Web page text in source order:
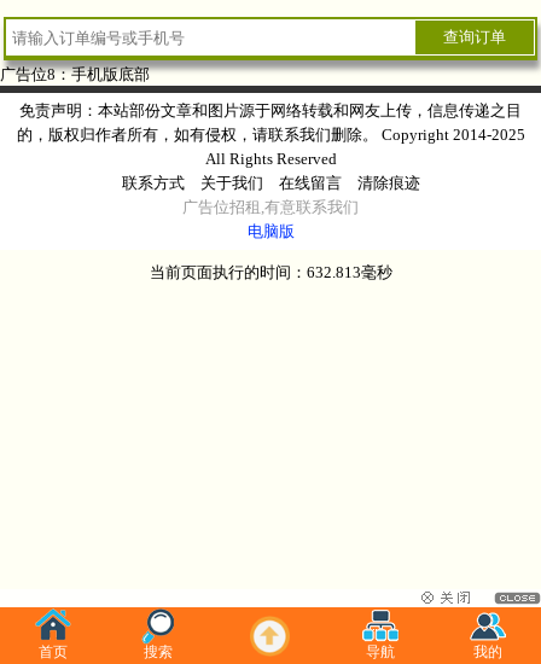
广告位8：手机版底部
免责声明：本站部份文章和图片源于网络转载和网友上传，信息传递之目
的，版权归作者所有，如有侵权，请联系我们删除。 Copyright 2014-2025
All Rights Reserved
联系方式
关于我们 在线留言
清除痕迹
广告位招租 ,有意联系我们
电脑版
首页 搜索 导航 我的
当前页面执行的时间：632.813毫秒